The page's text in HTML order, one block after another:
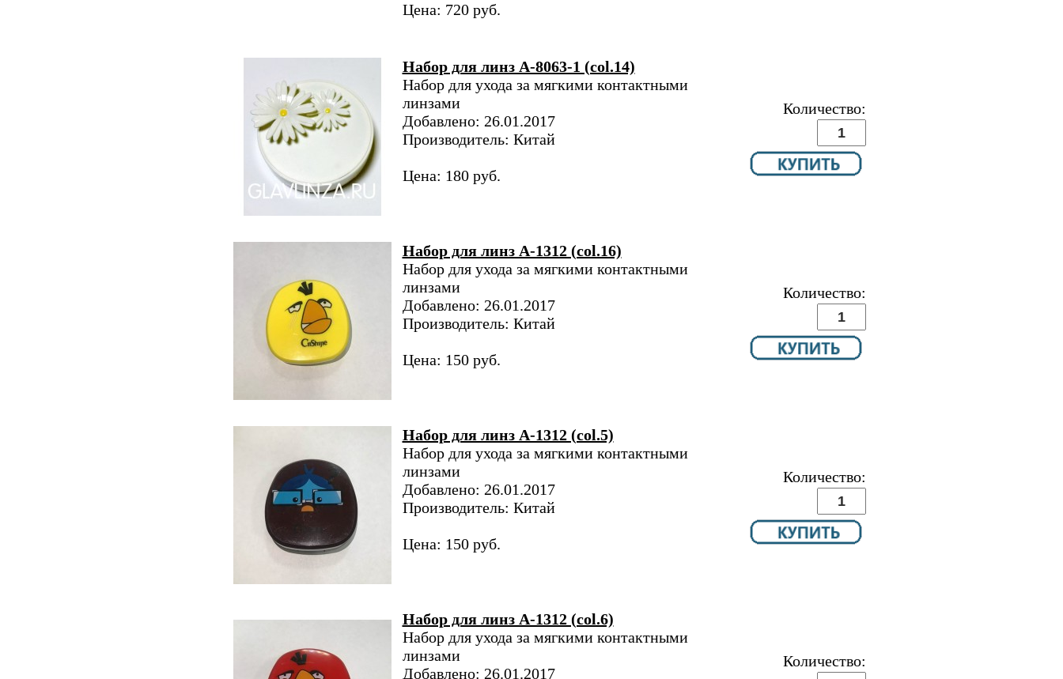
Цена: 720 руб.
Набор для линз A-8063-1 (col.14)
Набор для ухода за мягкими контактными
линзами
Добавлено: 26.01.2017
Производитель: Китай
Цена: 180 руб.
Количество:
Набор для линз A-1312 (col.16)
Набор для ухода за мягкими контактными
линзами
Добавлено: 26.01.2017
Производитель: Китай
Цена: 150 руб.
Количество:
Набор для линз A-1312 (col.5)
Набор для ухода за мягкими контактными
линзами
Добавлено: 26.01.2017
Производитель: Китай
Цена: 150 руб.
Количество:
Набор для линз A-1312 (col.6)
Набор для ухода за мягкими контактными
линзами
Добавлено: 26.01.2017
Количество: